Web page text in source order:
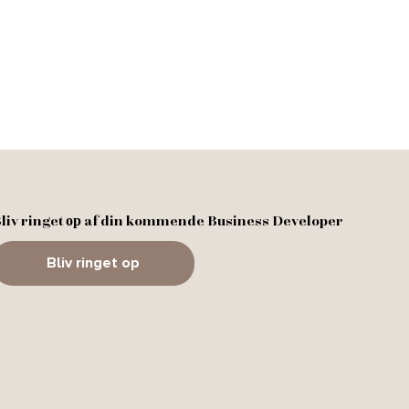
ringet ор af din kommende Business Developer
Bliv ringet op